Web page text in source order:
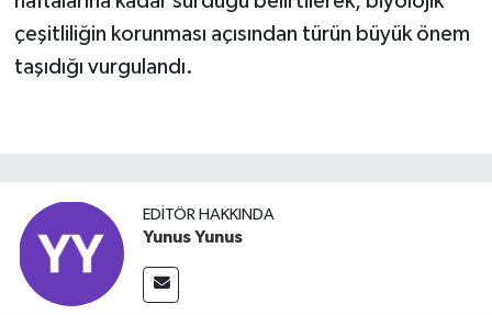
çeşitliliğin korunması açısından türün büyük önem
taşıdığı vurgulandı.
EDITÖR HAKKINDA
Yunus Yunus